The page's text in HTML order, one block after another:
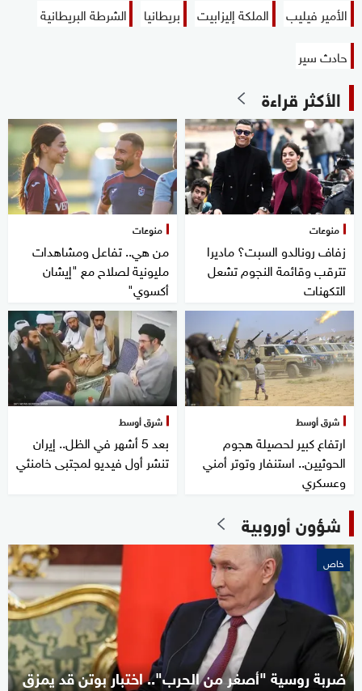
الأمير فيليب الملكة إليزابيت بريطانيا
الشرطة البريطانية
حادث سير
الأكثر قراءة
منوعات
زفاف رونالدو السبت؟ ماديرا
تترقب وقائمة النجوم تشعل
التكهنات
منوعات
من هي.. تفاعل ومشاهدات
مليونية لصلاح مع "إيشان
أكسوي"
شرق أوسط
ارتفاع كبير لحصيلة هجوم
الحوثيين.. استنفار وتوتر أمني
وعسكري
شرق أوسط
بعد 5 أشهر في الظل.. إيران
تنشر أول فيديو لمجتبى خامنئي
شؤون أوروبية
خاص
ضربة روسية "أصغر من الحرب".. اختبار بوتن قد يمزق